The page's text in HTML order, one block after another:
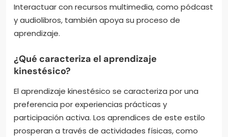
Interactuar con recursos multimedia, como pódcast
y audiolibros, también apoya su proceso de
aprendizaje.
¿Qué caracteriza el aprendizaje
kinestésico?
El aprendizaje kinestésico se caracteriza por una
preferencia por experiencias prácticas y
participación activa. Los aprendices de este estilo
prosperan a través de actividades físicas, como